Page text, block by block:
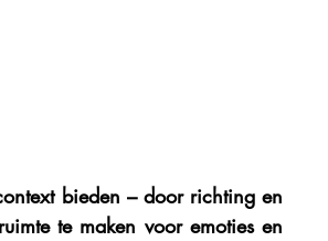
bieden – door richting en
te maken voor emoties en